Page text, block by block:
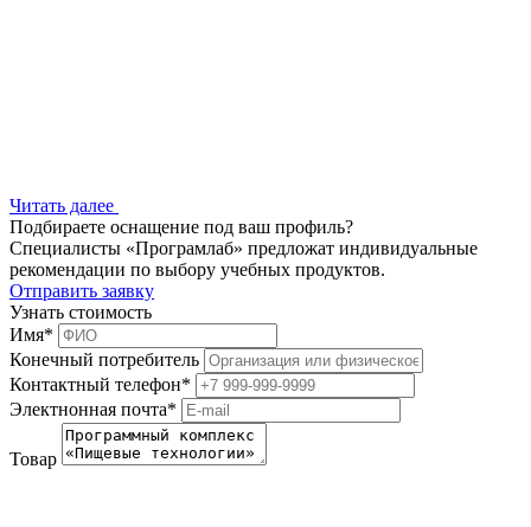
Читать далее
Подбираете оснащение под ваш профиль?
Специалисты «Програмлаб» предложат индивидуальные
рекомендации по выбору учебных продуктов.
Отправить заявку
Узнать стоимость
Имя*
Конечный потребитель
Контактный телефон*
Электнонная почта*
Товар